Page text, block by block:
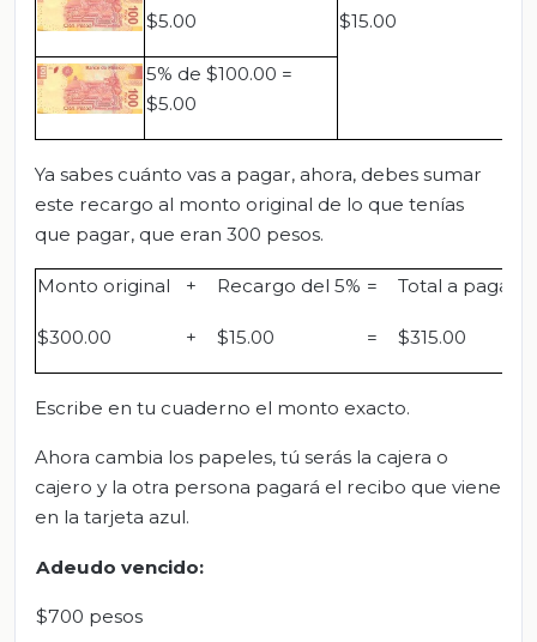
$15.00
$5.00
5% de $100.00 =
$5.00
Ya sabes cuánto vas a pagar, ahora, debes sumar
este recargo al monto original de lo que tenías
que pagar, que eran 300 pesos.
Monto original + Recargo del 5% = Total a pagar
$300.00 + $15.00 = $315.00
Escribe en tu cuaderno el monto exacto.
Ahora cambia los papeles, tú serás la cajera o
cajero y la otra persona pagará el recibo que viene
en la tarjeta azul.
Adeudo vencido:
$700 pesos